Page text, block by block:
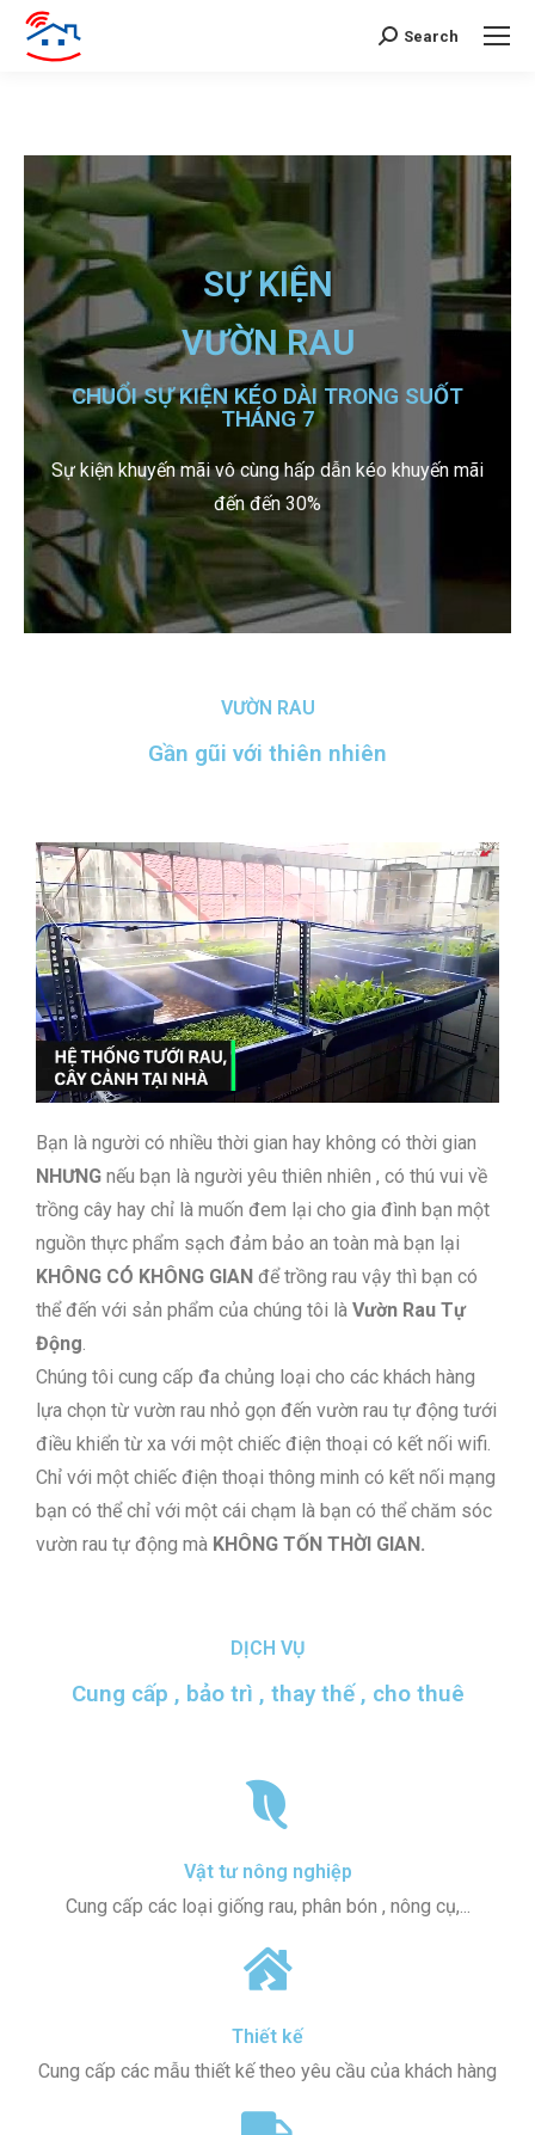
Search
SỰ KIỆN
VƯỜN RAU
CHUỔI SỰ KIỆN KÉO DÀI TRONG SUỐT
THÁNG 7
Sự kiện khuyến mãi vô cùng hấp dẫn kéo khuyến mãi
đến đến 30%
VƯỜN RAU
Gần gũi với thiên nhiên
Bạn là người có nhiều thời gian hay không có thời gian
NHƯNG nếu bạn là người yêu thiên nhiên , có thú vui về
trồng cây hay chỉ là muốn đem lại cho gia đình bạn một
nguồn thực phẩm sạch đảm bảo an toàn mà bạn lại
KHÔNG CÓ KHÔNG GIAN để trồng rau vậy thì bạn có
thể đến với sản phẩm của chúng tôi là Vườn Rau Tự
Động.
Chúng tôi cung cấp đa chủng loại cho các khách hàng
lựa chọn từ vườn rau nhỏ gọn đến vườn rau tự động tưới
điều khiển từ xa với một chiếc điện thoại có kết nối wifi.
Chỉ với một chiếc điện thoại thông minh có kết nối mạng
bạn có thể chỉ với một cái chạm là bạn có thể chăm sóc
vườn rau tự động mà KHÔNG TỐN THỜI GIAN.
DỊCH VỤ
Cung cấp , bảo trì , thay thế , cho thuê
Vật tư nông nghiệp
Cung cấp các loại giống rau, phân bón , nông cụ,...
Thiết kế
Cung cấp các mẫu thiết kế theo yêu cầu của khách hàng